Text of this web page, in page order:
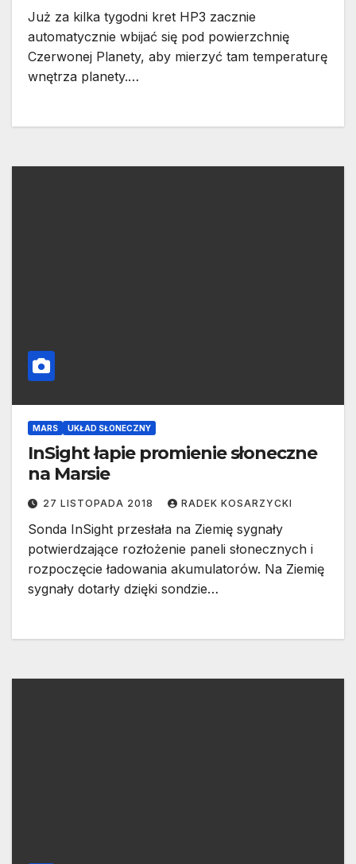
Już za kilka tygodni kret HP3 zacznie
automatycznie wbijać się pod powierzchnię
Czerwonej Planety, aby mierzyć tam temperaturę
wnętrza planety.…
MARS UKŁAD SŁONECZNY
InSight łapie promienie słoneczne
na Marsie
27 LISTOPADA 2018 RADEK KOSARZYCKI
Sonda InSight przesłała na Ziemię sygnały
potwierdzające rozłożenie paneli słonecznych i
rozpoczęcie ładowania akumulatorów. Na Ziemię
sygnały dotarły dzięki sondzie…